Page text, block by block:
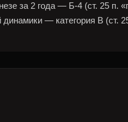
за 2 года — Б-4 (ст. 25 п.
— категория В (ст.